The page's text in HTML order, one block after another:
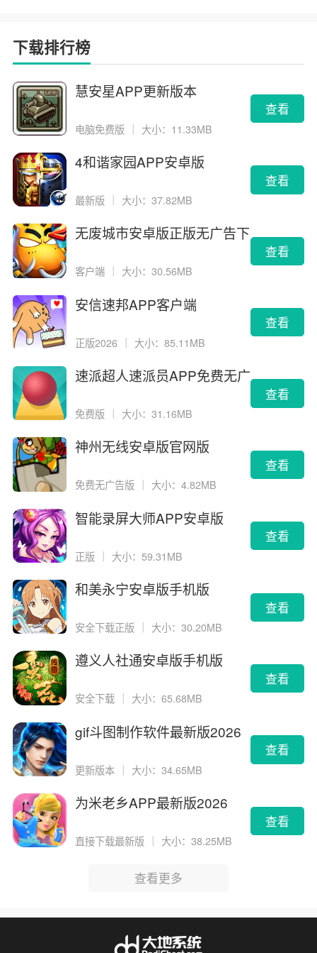
下载排行榜
慧安星APP更新版本
电脑免费版 ｜ 大小：11.33MB
查看
4和谐家园APP安卓版
最新版 大小：37.82MB
查看
无废城市安卓版正版无广告下
客户端 大小：30.56MB
查看
安信速邦APP客户端
正版2026 ｜ 大小：85.11MB
查看
速派超人速派员APP免费无广
免费版 大小：31.16MB
查看
神州无线安卓版官网版
免费无广告版 大小：4.82MB
查看
智能录屏大师APP安卓版
正版 ｜ 大小：59.31MB
查看
和美永宁安卓版手机版
安全下载正版 大小：30.20MB
查看
遵义人社通安卓版手机版
安全下载 大小：65.68MB
查看
gif斗图制作软件最新版2026
更新版本 ｜ 大小：34.65MB
查看
为米老乡APP最新版2026
直接下载最新版 大小：38.25MB
查看
查看更多